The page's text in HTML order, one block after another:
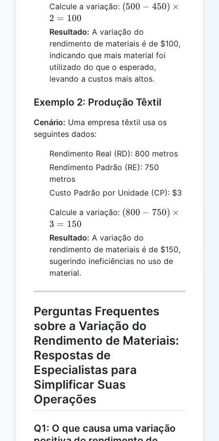
Calcule a variação: (500 -
\times
2 =
100
(500 − 450) ×
2 = 100
Resultado: A variação do
rendimento de materiais é de $100,
indicando que mais material foi
utilizado do que o esperado,
levando a custos mais altos.
Exemplo 2: Produção Têxtil
Cenário: Uma empresa têxtil usa os
seguintes dados:
Rendimento Real (RD): 800 metros
Rendimento Padrão (RE): 750
metros
Custo Padrão por Unidade (CP): $3
Calcule a variação: (800 -
\times
3 =
150
(800 − 750) ×
3 = 150
Resultado: A variação do
rendimento de materiais é de $150,
sugerindo ineficiências no uso de
material.
Perguntas Frequentes
sobre a Variação do
Rendimento de Materiais:
Respostas de
Especialistas para
Simplificar Suas
Operações
Q1: O que causa uma variação